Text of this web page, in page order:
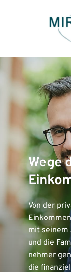
Wege
Von der
mit seinem
und die
nehmer
die